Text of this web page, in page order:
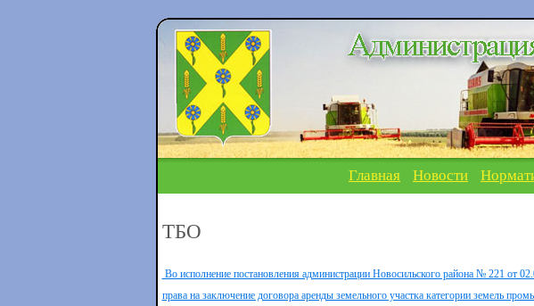
Главная Новости
ТБО
Во исполнение постановления администрации Новосильского района № 221 от
права на заключение договора аренды земельного участка категории земель